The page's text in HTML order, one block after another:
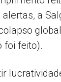
a
foi feito).